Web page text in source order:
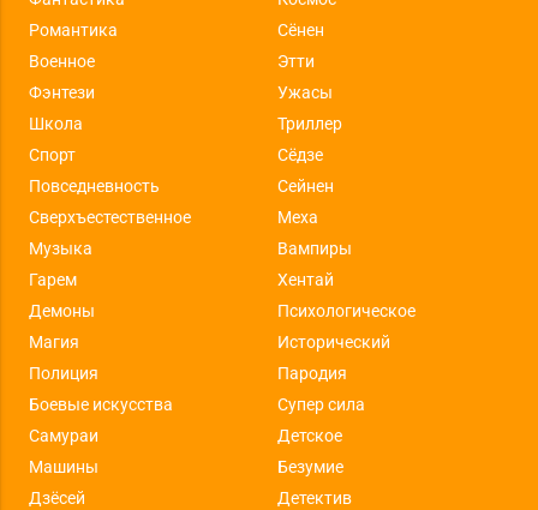
Романтика
Сёнен
Военное
Этти
Фэнтези
Ужасы
Школа
Триллер
Спорт
Сёдзе
Повседневность
Сейнен
Сверхъестественное
Меха
Музыка
Вампиры
Гарем
Хентай
Демоны
Психологическое
Магия
Исторический
Полиция
Пародия
Боевые искусства
Супер сила
Самураи
Детское
Машины
Безумие
Дзёсей
Детектив